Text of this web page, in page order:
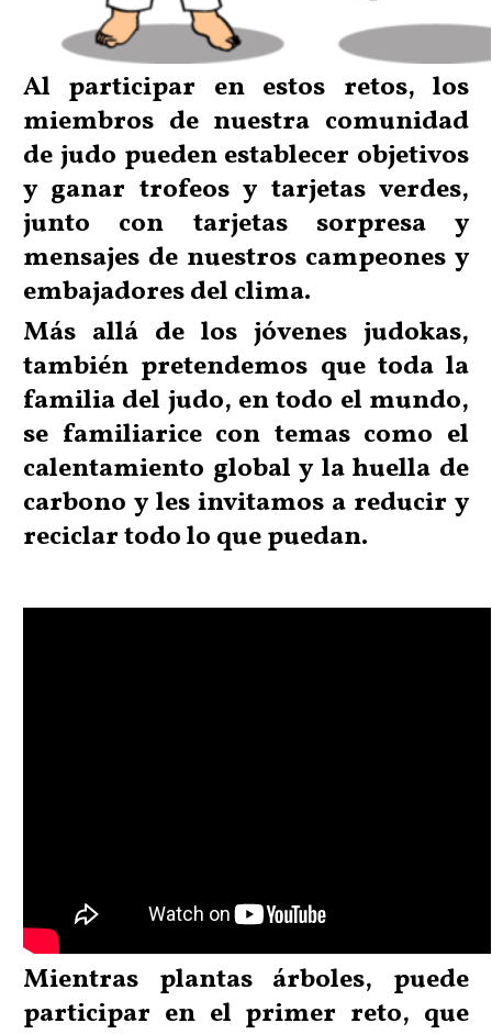
Al participar en estos retos, los
miembros de nuestra comunidad
de judo pueden establecer objetivos
y ganar trofeos y tarjetas verdes,
junto con tarjetas sorpresa y
mensajes de nuestros campeones y
embajadores del clima.
Más allá de los jóvenes judokas,
también pretendemos que toda la
familia del judo, en todo el mundo,
se familiarice con temas como el
calentamiento global y la huella de
carbono y les invitamos a reducir y
reciclar todo lo que puedan.
Mientras plantas árboles, puede
participar en el primer reto, que